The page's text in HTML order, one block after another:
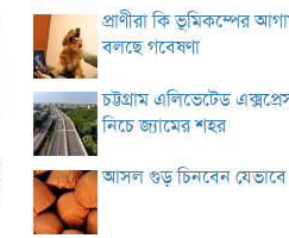
প্রাণীরা কি ভূমিকম্পের
বলছে গবেষণা
চট্টগ্রাম এলিভেটেড
নিচে জ্যামের শহর
আসল গুড় চিনবেন যেভাবে